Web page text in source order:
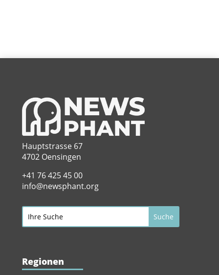
Hauptstrasse 67
4702 Oensingen
+41 76 425 45 00
info@newsphant.org
Regionen